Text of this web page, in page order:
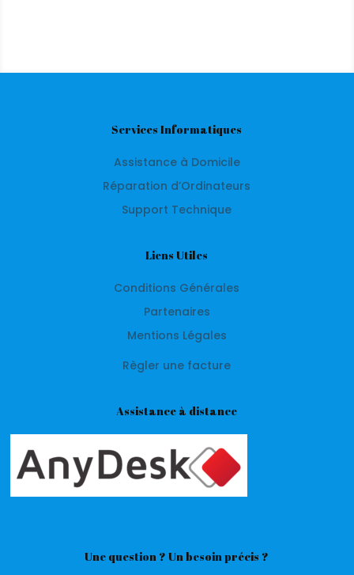
*Frais de déplacement gratuit sur les villes
Verrières le Buisson,Palaiseau,Bièvres
informatique Wissous, Val de Marne, Hauts de
Services Informatiques
Assistance à Domicile
Réparation d’Ordinateurs
Support Technique
Liens Utiles
Conditions Générales
Partenaires
Mentions Légales
Règler une facture
Assistance à distance
Une question ? Un besoin précis ?